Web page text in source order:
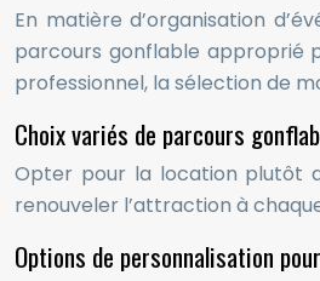
En matière d’organisation
parcours gonflable approprié
professionnel, la sélection de
Choix variés de parcours
Opter pour la location plutôt
renouveler l’attraction à
Options de personnalisation